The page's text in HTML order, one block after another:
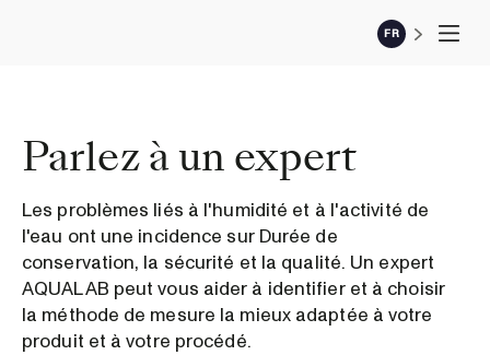
FR
Parlez à un expert
Les problèmes liés à l'humidité et à l'activité de
l'eau ont une incidence sur Durée de
conservation, la sécurité et la qualité. Un expert
AQUALAB peut vous aider à identifier et à choisir
la méthode de mesure la mieux adaptée à votre
produit et à votre procédé.